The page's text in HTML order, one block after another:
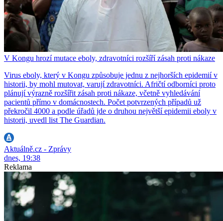
V Kongu hrozí mutace eboly, zdravotníci rozšíří zásah proti nákaze
Virus eboly, který v Kongu způsobuje jednu z nejhorších epidemií v
historii, by mohl mutovat, varují zdravotníci. Afričtí odborníci proto
plánují výrazně rozšířit zásah proti nákaze, včetně vyhledávání
pacientů přímo v domácnostech. Počet potvrzených případů už
překročil 4000 a podle úřadů jde o druhou největší epidemii eboly v
historii, uvedl list The Guardian.
Aktuálně.cz - Zprávy
dnes, 19:38
Reklama